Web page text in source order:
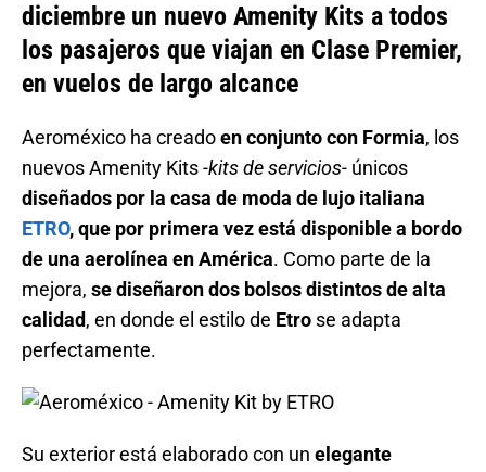
diciembre un nuevo Amenity Kits a todos
los pasajeros que viajan en Clase Premier,
en vuelos de largo alcance
Aeroméxico ha creadoen conjunto con Formia, los
nuevos Amenity Kits-kits de servicios- únicos
diseñados por la casa de moda de lujo italiana
ETRO, que por primera vez está disponible a bordo
de una aerolínea en América. Como parte de la
mejora, se diseñaron dos bolsos distintos de alta
calidad, en donde el estilo de Etro se adapta
perfectamente.
Su exterior está elaborado con un elegante